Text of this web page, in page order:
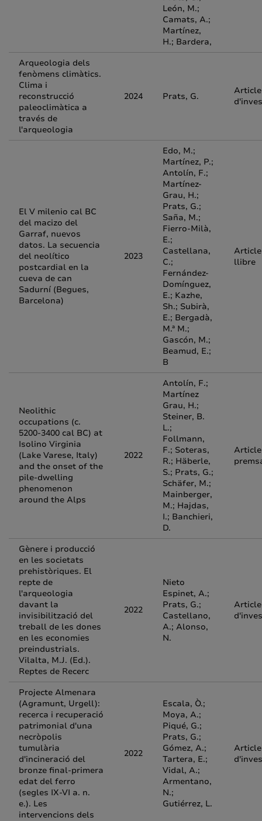
León, M.;
Camats, A.;
Martínez,
H.; Bardera,
Arqueologia dels
fenòmens climàtics.
Clima i
reconstrucció
paleoclimàtica a
través de
l'arqueologia
2024 Prats, G.
Article
El V milenio cal BC
del macizo del
Garraf, nuevos
datos. La secuencia
del neolítico
postcardial en la
cueva de can
Sadurní (Begues,
Barcelona)
2023
Edo, M.;
Martínez, P.;
Antolín, F.;
Martínez-
Grau, H.;
Prats, G.;
Saña, M.;
Fierro-Milà,
E.;
Castellana,
C.;
Fernández-
Domínguez,
E.; Kazhe,
Sh.; Subirà,
E.; Bergadà,
M.ª M.;
Gascón, M.;
Beamud, E.;
B
llibre
Neolithic
occupations (c.
5200-3400 cal BC) at
Isolino Virginia
(Lake Varese, Italy)
and the onset of the
pile-dwelling
phenomenon
around the Alps
2022
Antolín, F.;
Martínez
Grau, H.;
Steiner, B.
L.;
Follmann,
F.; Soteras,
R.; Häberle,
S.; Prats, G.;
Schäfer, M.;
Mainberger,
M.; Hajdas,
I.; Banchieri,
D.
Gènere i producció
en les societats
prehistòriques. El
repte de
l'arqueologia
davant la
invisibilització del
treball de les dones
en les economies
preindustrials.
Vilalta, M.J. (Ed.).
Reptes de Recerc
2022
Nieto
Espinet, A.;
Prats, G.;
Castellano,
A.; Alonso,
N.
Article
Projecte Almenara
(Agramunt, Urgell):
recerca i recuperació
patrimonial d'una
necròpolis
tumulària
d'incineració del
bronze final-primera
edat del ferro
(segles IX-VI a. n.
e.). Les
intervencions dels
2022
Escala, Ò.;
Moya, A.;
Piqué, G.;
Prats, G.;
Gómez, A.;
Tartera, E.;
Vidal, A.;
Armentano,
N.;
Gutiérrez, L.
Article